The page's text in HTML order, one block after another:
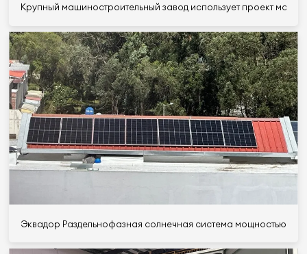
Крупный машиностроительный завод использует проект
Эквадор Раздельнофазная солнечная система мощностью 10